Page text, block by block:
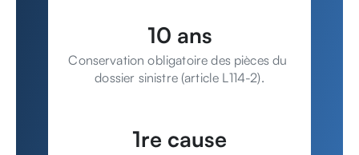
10 ans
Conservation obligatoire des pièces du
dossier sinistre (article L114-2).
1re cause